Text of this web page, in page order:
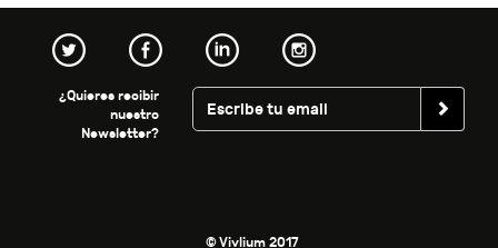
¿Quieres recibir
nuestro
Newsletter?
© Vivlium 2017